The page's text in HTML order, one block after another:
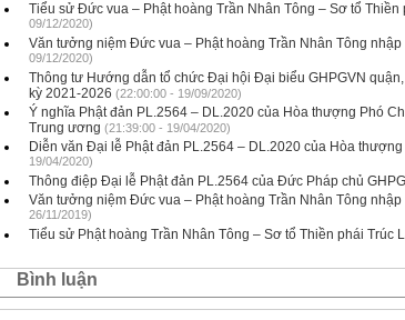
Tiểu sử Đức vua – Phật hoàng Trần Nhân Tông – Sơ tổ Thiền
09/12/2020)
Văn tưởng niệm Đức vua – Phật hoàng Trần Nhân Tông nhập
09/12/2020)
Thông tư Hướng dẫn tổ chức Đại hội Đại biểu GHPGVN
kỳ 2021-2026 (22:00:00 - 19/09/2020)
Ý nghĩa Phật đản PL.2564 – DL.2020 của Hòa thượng Phó
Trung ương (21:39:00 - 19/04/2020)
Diễn văn Đại lễ Phật đản PL.2564 – DL.2020 của Hòa
19/04/2020)
Thông điệp Đại lễ Phật đản PL.2564 của Đức Pháp chủ
Văn tưởng niệm Đức vua – Phật hoàng Trần Nhân Tông nhập
26/11/2019)
Tiểu sử Phật hoàng Trần Nhân Tông – Sơ tổ Thiền phái Trúc
Bình luận